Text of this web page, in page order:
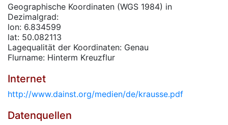
Geographische Koordinaten (WGS 1984) in
Dezimalgrad:
lon: 6.834599
lat: 50.082113
Lagequalität der Koordinaten: Genau
Flurname: Hinterm Kreuzflur
Internet
http://www.dainst.org/medien/de/krausse.pdf
Datenquellen